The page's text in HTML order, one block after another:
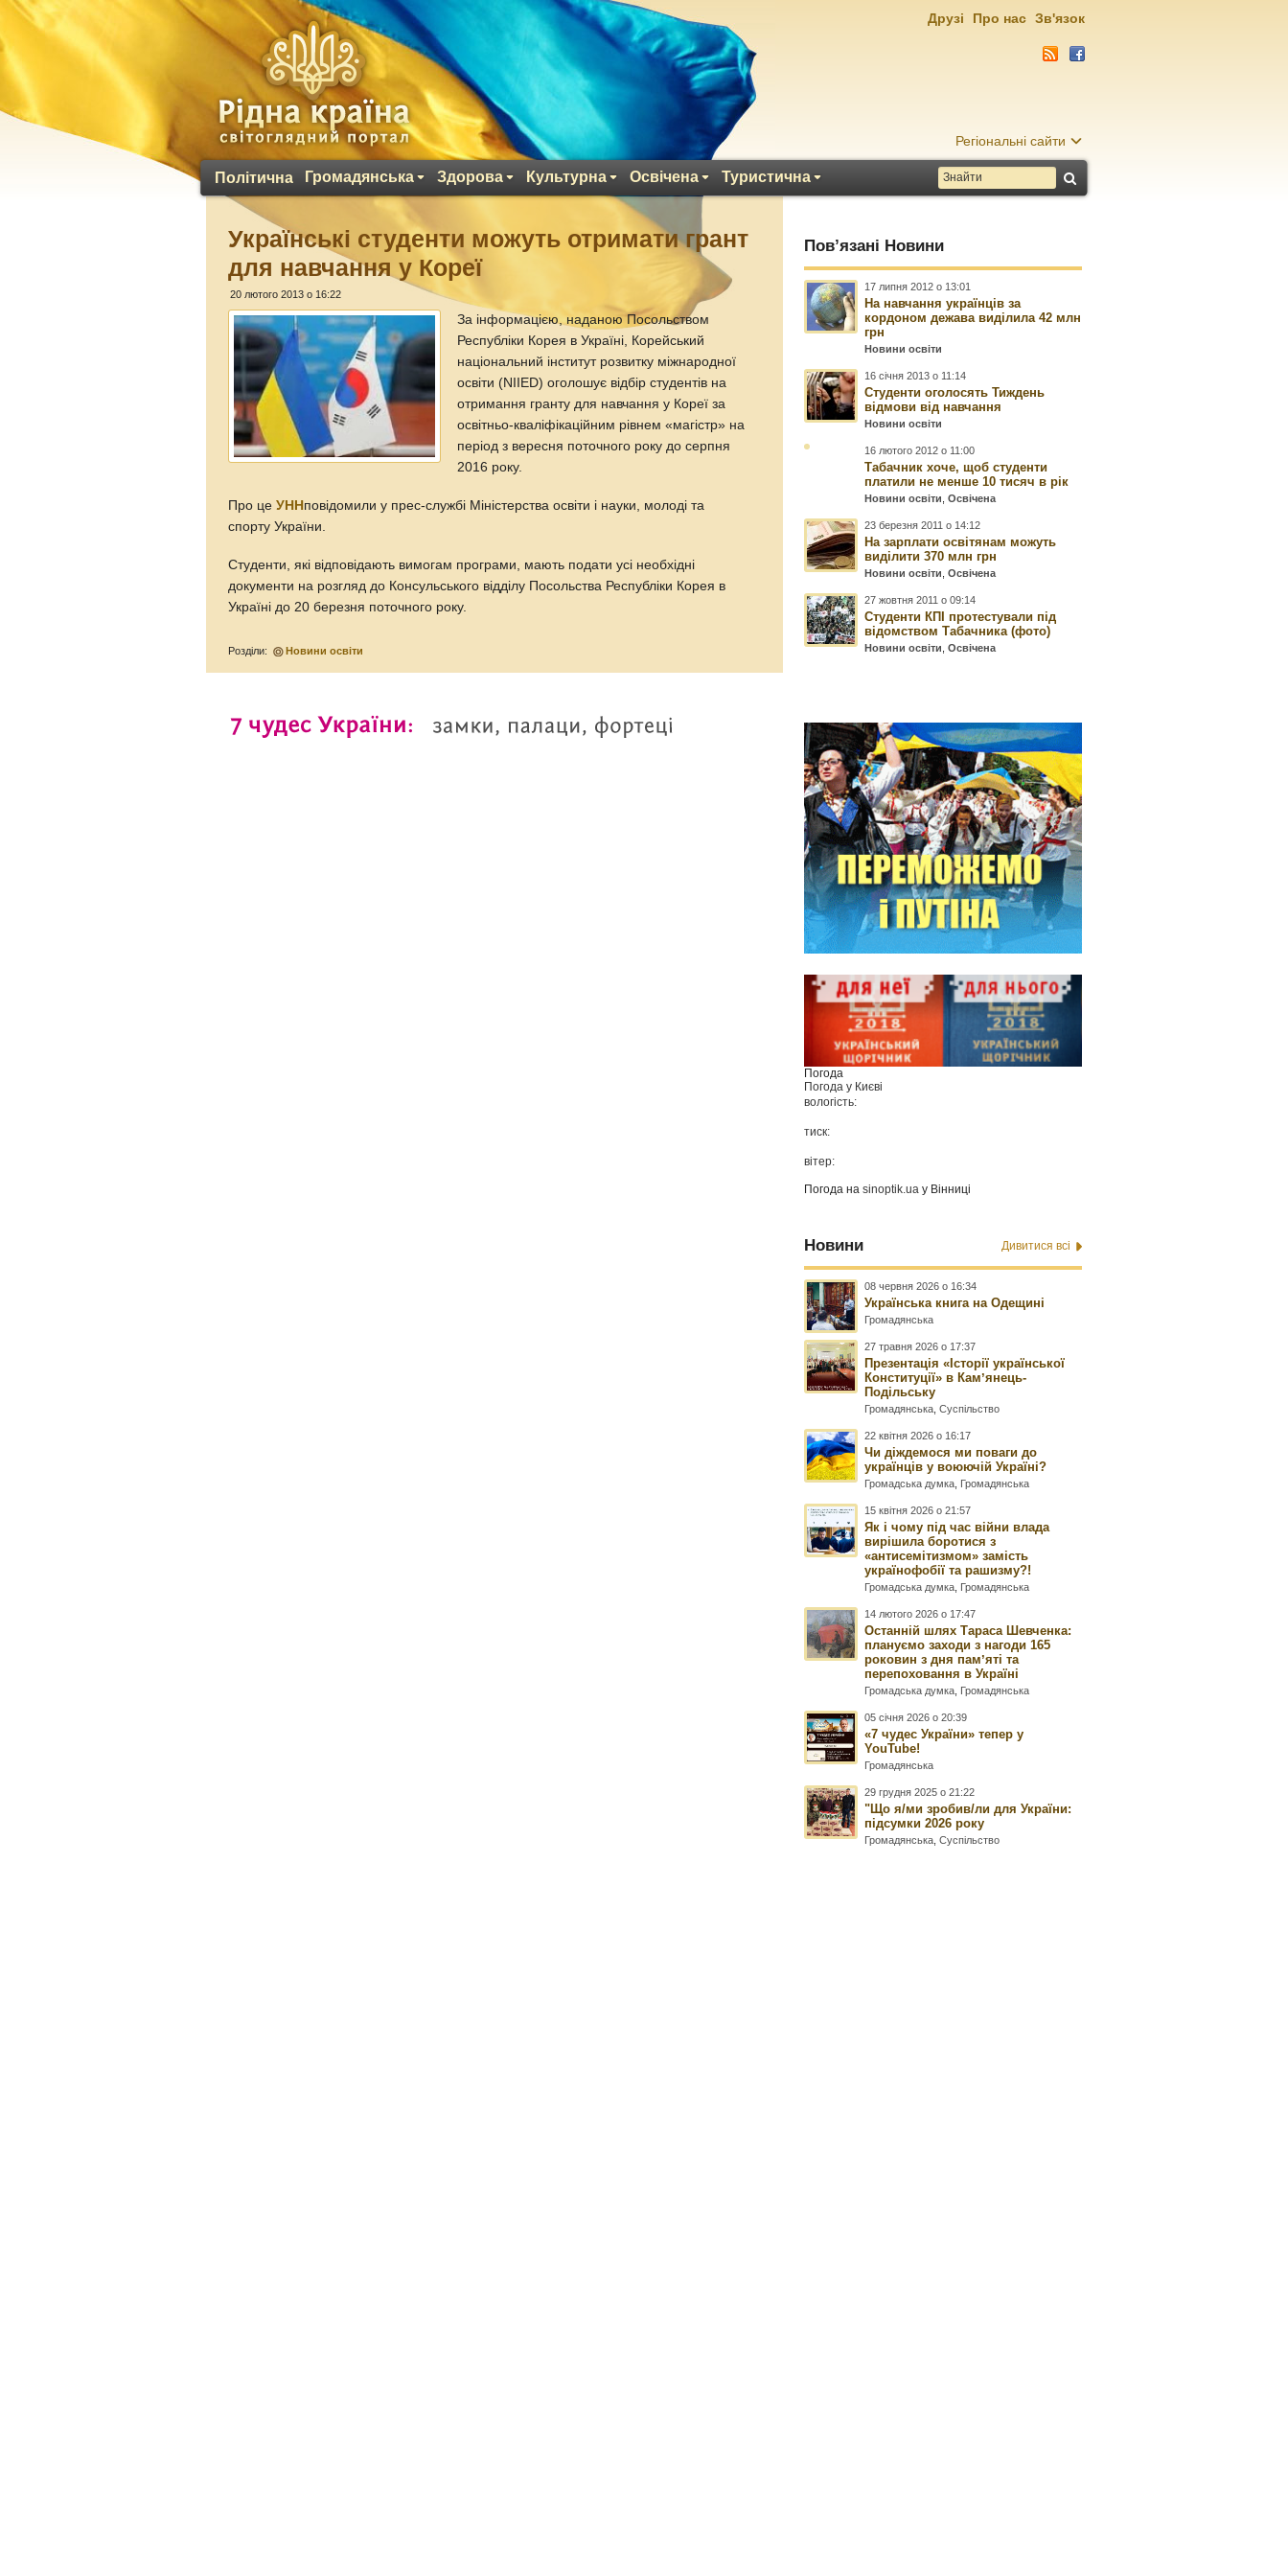
Регіональні сайти
Політична Громадянська Здорова Культурна Освічена Туристична
Друзі Про нас Зв'язок
Українські студенти можуть отримати грант
для навчання у Кореї
20 лютого 2013 о 16:22
За інформацією, наданою Посольством
Республіки Корея в Україні, Корейський
національний інститут розвитку міжнародної
освіти (NIIED) оголошує відбір студентів на
отримання гранту для навчання у Кореї за
освітньо-кваліфікаційним рівнем «магістр» на
період з вересня поточного року до серпня
2016 року.
Про цеУНН повідомили у прес-службі Міністерства освіти і науки, молоді та
спорту України.
Студенти, які відповідають вимогам програми, мають подати усі необхідні
документи на розгляд до Консульського відділу Посольства Республіки Корея в
Україні до 20 березня поточного року.
Розділи: Новини освіти
Пов’язані Новини
17 липня 2012 о 13:01
На навчання українців за
кордоном дежава виділила 42 млн
грн
Новини освіти
16 січня 2013 о 11:14
Студенти оголосять Тиждень
відмови від навчання
Новини освіти
16 лютого 2012 о 11:00
Табачник хоче, щоб студенти
платили не менше 10 тисяч в рік
Новини освіти ,Освічена
23 березня 2011 о 14:12
На зарплати освітянам можуть
виділити 370 млн грн
Новини освіти ,Освічена
27 жовтня 2011 о 09:14
Студенти КПІ протестували під
відомством Табачника (фото)
Новини освіти ,Освічена
Погода
Погода у Києві
вологість:
тиск:
вітер:
Погода наsinoptik.ua у Вінниці
Новини Дивитися всі
08 червня 2026 о 16:34
Українська книга на Одещині
Громадянська
27 травня 2026 о 17:37
Презентація «Історії української
Конституції» в Камʼянець-
Подільську
Громадянська ,Суспільство
22 квітня 2026 о 16:17
Чи діждемося ми поваги до
українців у воюючій Україні?
Громадська думка Громадянська
15 квітня 2026 о 21:57
Як і чому під час війни влада
вирішила боротися з
«антисемітизмом» замість
українофобії та рашизму?!
Громадська думка Громадянська
14 лютого 2026 о 17:47
Останній шлях Тараса Шевченка:
плануємо заходи з нагоди 165
роковин з дня памʼяті та
перепоховання в Україні
Громадська думка Громадянська
05 січня 2026 о 20:39
«7 чудес України» тепер у
YouTube!
Громадянська
29 грудня 2025 о 21:22
"Що я/ми зробив/ли для України:
підсумки 2026 року
Громадянська ,Суспільство